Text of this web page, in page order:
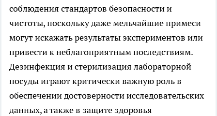
соблюдения стандартов безопасности и
чистоты, поскольку даже мельчайшие примеси
могут искажать результаты экспериментов или
привести к неблагоприятным последствиям.
Дезинфекция и стерилизация лабораторной
посуды играют критически важную роль в
обеспечении достоверности исследовательских
данных, а также в защите здоровья